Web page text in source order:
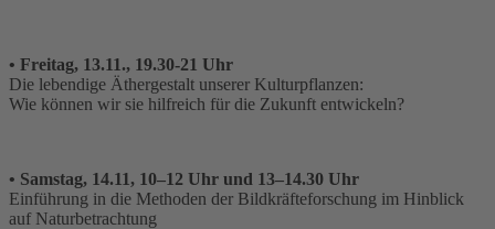
• Freitag, 13.11., 19.30-21 Uhr
Die lebendige Äthergestalt unserer Kulturpflanzen:
Wie können wir sie hilfreich für die Zukunft entwickeln?
• Samstag, 14.11, 10–12 Uhr und 13–14.30 Uhr
Einführung in die Methoden der Bildkräfteforschung im Hinblick
auf Naturbetrachtung